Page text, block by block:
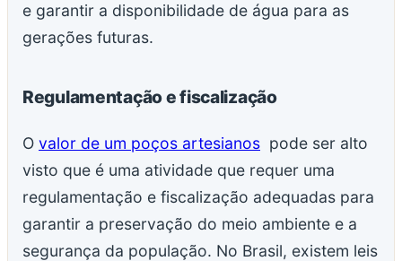
e garantir a disponibilidade de água para as
gerações futuras.
Regulamentação e fiscalização
O valor de um poços artesianos pode ser alto
visto que é uma atividade que requer uma
regulamentação e fiscalização adequadas para
garantir a preservação do meio ambiente e a
segurança da população. No Brasil, existem leis